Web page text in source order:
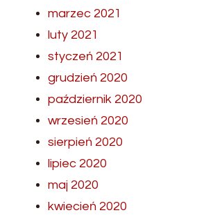
marzec 2021
luty 2021
styczeń 2021
grudzień 2020
październik 2020
wrzesień 2020
sierpień 2020
lipiec 2020
maj 2020
kwiecień 2020